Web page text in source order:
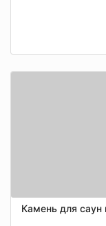
Камень для